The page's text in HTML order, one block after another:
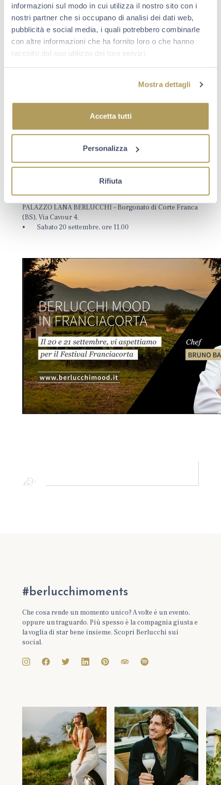
informazioni sul modo in cui utilizza il nostro sito con i
nostri partner che si occupano di analisi dei dati web,
pubblicità e social media, i quali potrebbero combinarle
con altre informazioni che ha fornito loro o che hanno
raccolto dal suo utilizzo dei loro servizi.
Mostra dettagli
Accetta tutti
Personalizza
Rifiuta
BERLUCCHI MOOD – Cena “B2 Eccellenza Pura:
Berlucchi e Barbieri”
PALAZZO LANA BERLUCCHI – Borgonato di Corte Franca
(BS), Via Cavour 4.
• Domenica 21 settembre, ore 19.30
CANTINE GUIDO BERLUCCHI – Borgonato di Corte
• Sabato 20 settembre, ore 12.00
• Sabato 20 settembre, ore 15.30
• Sabato 20 settembre, ore 17.00
• Domenica 21 settembre, ore 12.00
• Domenica 21 settembre, ore 14.00
• Domenica 21 settembre, ore 15.30
• Domenica 21 settembre, ore 17.00
DEGUSTAZIONE RISERVE
PALAZZO LANA BERLUCCHI – Borgonato di Corte Franca
(BS), Via Cavour 4.
• Sabato 20 settembre, ore 11.00
#berlucchimoments
Che cosa rende un momento unico? A volte è un evento,
oppure un traguardo. Più spesso è la compagnia giusta e
la voglia di star bene insieme. Scopri Berlucchi sui
social.